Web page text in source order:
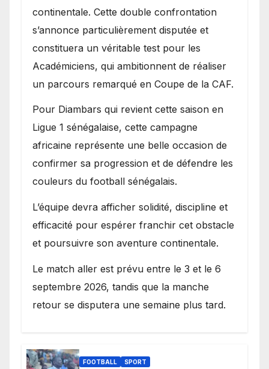
continentale. Cette double confrontation
s’annonce particulièrement disputée et
constituera un véritable test pour les
Académiciens, qui ambitionnent de réaliser
un parcours remarqué en Coupe de la CAF.
Pour Diambars qui revient cette saison en
Ligue 1 sénégalaise, cette campagne
africaine représente une belle occasion de
confirmer sa progression et de défendre les
couleurs du football sénégalais.
L’équipe devra afficher solidité, discipline et
efficacité pour espérer franchir cet obstacle
et poursuivre son aventure continentale.
Le match aller est prévu entre le 3 et le 6
septembre 2026, tandis que la manche
retour se disputera une semaine plus tard.
FOOTBALL SPORT